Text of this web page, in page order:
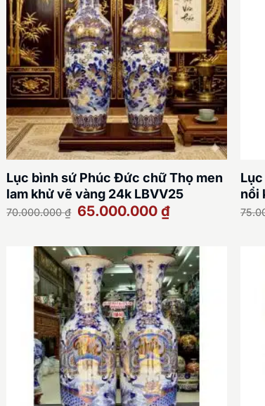
Lục bình sứ Phúc Đức chữ Thọ men
lam khử vẽ vàng 24k LBVV25
70.000.000₫ Giá
gốc
65.000.000 ₫Giá
hiện
65.000.000 ₫.
nổi